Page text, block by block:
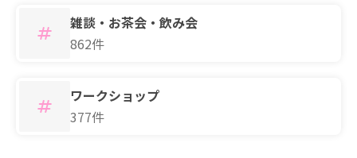
雑談・お茶会・飲み会
862件
ワークショップ
377件